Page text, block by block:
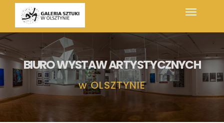
BIURO WYSTAW ARTYSTYCZNYCH
w OLSZTYNIE